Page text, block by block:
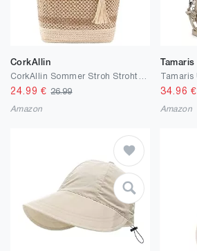
CorkAllin
24.99 €26.99
Amazon
Tamaris
34.96 €
Amazon